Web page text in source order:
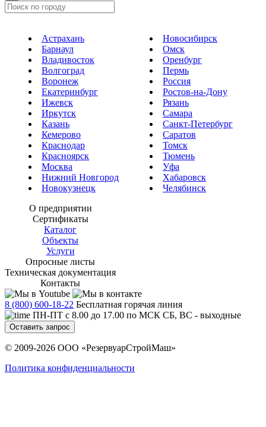
Астрахань
Барнаул
Владивосток
Волгоград
Воронеж
Екатеринбург
Ижевск
Иркутск
Казань
Кемерово
Краснодар
Красноярск
Москва
Нижний Новгород
Новокузнецк
Новосибирск
Омск
Оренбург
Пермь
Россия
Ростов-на-Дону
Рязань
Самара
Санкт-Петербург
Саратов
Томск
Тюмень
Уфа
Хабаровск
Челябинск
О предприятии
Сертификаты
Каталог
Объекты
Услуги
Опросные листы
Техническая документация
Контакты
8 (800) 600-18-22 Бесплатная горячая линия
ПН-ПТ с 8.00 до 17.00 по МСК СБ, ВС - выходные
Оставить запрос
© 2009-2026 ООО «РезервуарСтройМаш»
Политика конфиденциальности